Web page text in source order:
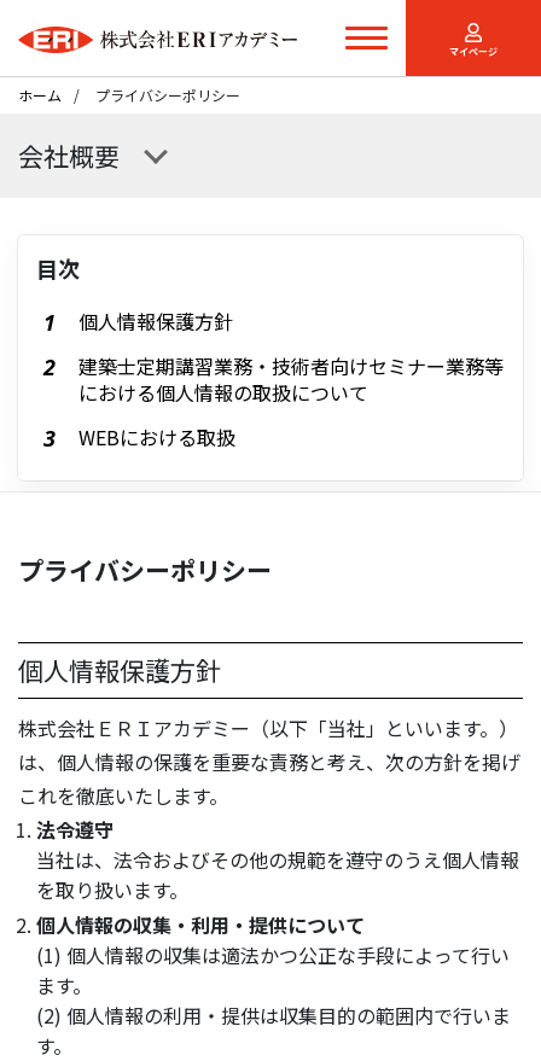
マイページ
ホーム プライバシーポリシー
会社概要
目次
個人情報保護方針
建築士定期講習業務・技術者向けセミナー業務等
における個人情報の取扱について
WEBにおける取扱
プライバシーポリシー
個人情報保護方針
株式会社ＥＲＩアカデミー（以下「当社」といいます。）
は、個人情報の保護を重要な責務と考え、次の方針を掲げ
これを徹底いたします。
法令遵守
当社は、法令およびその他の規範を遵守のうえ個人情報
を取り扱います。
個人情報の収集・利用・提供について
(1) 個人情報の収集は適法かつ公正な手段によって行い
ます。
(2) 個人情報の利用・提供は収集目的の範囲内で行いま
す。